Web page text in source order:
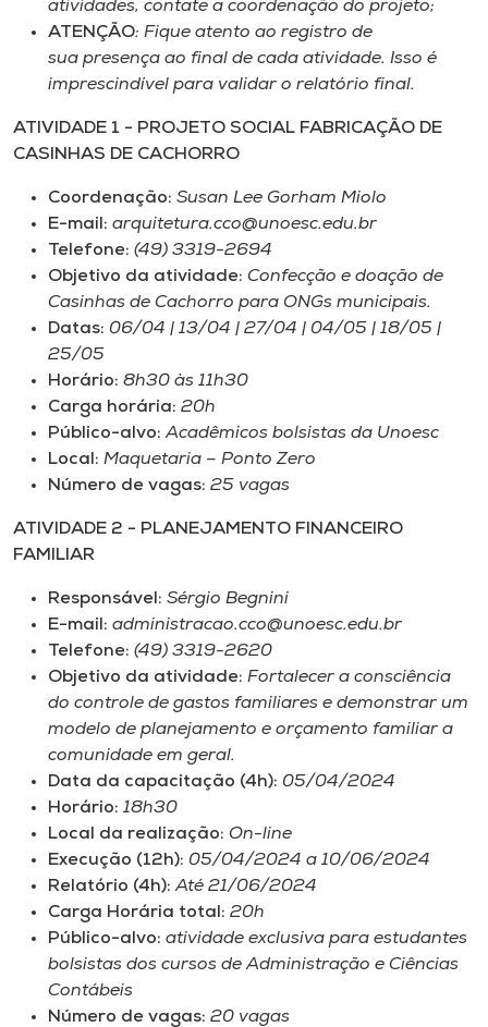
Selecione
o idioma
A-
atividades, contate a coordenação do projeto;
ATENÇÃO: Fique atento ao registro de
sua presença ao final de cada atividade. Isso é
imprescindível para validar o relatório final.
ATIVIDADE 1 - PROJETO SOCIAL FABRICAÇÃO DE
CASINHAS DE CACHORRO
Coordenação: Susan Lee Gorham Miolo
E-mail: arquitetura.cco@unoesc.edu.br
Telefone: (49) 3319-2694
Objetivo da atividade: Confecção e doação de
Casinhas de Cachorro para ONGs municipais.
Datas: 06/04 | 13/04 | 27/04 | 04/05 | 18/05 |
25/05
Horário: 8h30 às 11h30
Carga horária: 20h
Público-alvo: Acadêmicos bolsistas da Unoesc
Local: Maquetaria – Ponto Zero
Número de vagas: 25 vagas
ATIVIDADE 2 - PLANEJAMENTO FINANCEIRO
FAMILIAR
Responsável: Sérgio Begnini
E-mail: administracao.cco@unoesc.edu.br
Telefone: (49) 3319-2620
Objetivo da atividade: Fortalecer a consciência
do controle de gastos familiares e demonstrar um
modelo de planejamento e orçamento familiar a
comunidade em geral.
Data da capacitação (4h): 05/04/2024
Horário: 18h30
Local da realização: On-line
Execução (12h): 05/04/2024 a 10/06/2024
Relatório (4h):Até 21/06/2024
Carga Horária total: 20h
Público-alvo: atividade exclusiva para estudantes
bolsistas dos cursos de Administração e Ciências
Contábeis
Número de vagas: 20 vagas